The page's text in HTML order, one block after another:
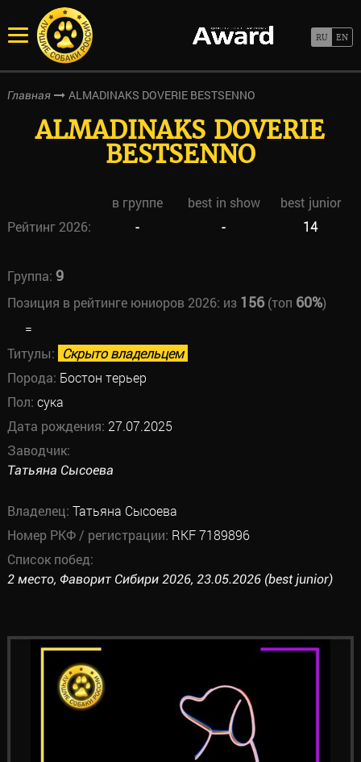
Главная ALMADINAKS DOVERIE BESTSENNO
ALMADINAKS DOVERIE
BESTSENNO
в группе best in show
best junior
Рейтинг 2026:
- - 14
Группа: 9
Позиция в рейтинге юниоров 2026: из 156(топ 60%)
=
Титулы: Скрыто владельцем
Порода: Бостон терьер
Пол: сука
Дата рождения: 27.07.2025
Заводчик:
Татьяна Сысоева
Владелец: Татьяна Сысоева
Номер РКФ / регистрации: RKF 7189896
Список побед:
2 место, Фаворит Сибири 2026, 23.05.2026 (best junior)